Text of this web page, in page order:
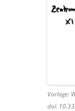
Vorlage:
doi: